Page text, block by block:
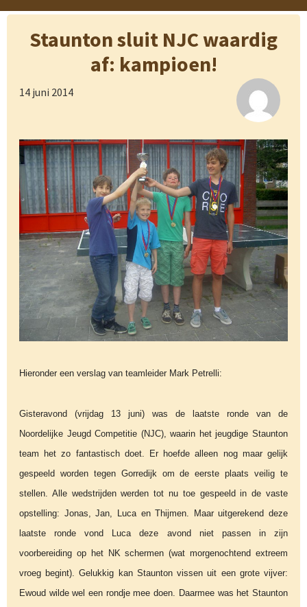
Staunton sluit NJC waardig
af: kampioen!
14 juni 2014
Hieronder een verslag van teamleider Mark Petrelli:
Gisteravond (vrijdag 13 juni) was de laatste ronde van de
Noordelijke Jeugd Competitie (NJC), waarin het jeugdige Staunton
team het zo fantastisch doet. Er hoefde alleen nog maar gelijk
gespeeld worden tegen Gorredijk om de eerste plaats veilig te
stellen. Alle wedstrijden werden tot nu toe gespeeld in de vaste
opstelling: Jonas, Jan, Luca en Thijmen. Maar uitgerekend deze
laatste ronde vond Luca deze avond niet passen in zijn
voorbereiding op het NK schermen (wat morgenochtend extreem
vroeg begint). Gelukkig kan Staunton vissen uit een grote vijver:
Ewoud wilde wel een rondje mee doen. Daarmee was het Staunton